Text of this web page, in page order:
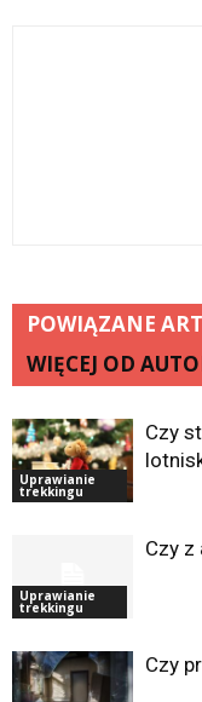
POWIĄZANE
WIĘCEJ OD
Uprawianie
trekkingu
Czy
Uprawianie
trekkingu
Czy z
Czy